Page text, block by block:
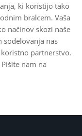
ki koristijo tako
bralcem. Vaša
načinov skozi naše
sodelovanja nas
partnerstvo.
nam na